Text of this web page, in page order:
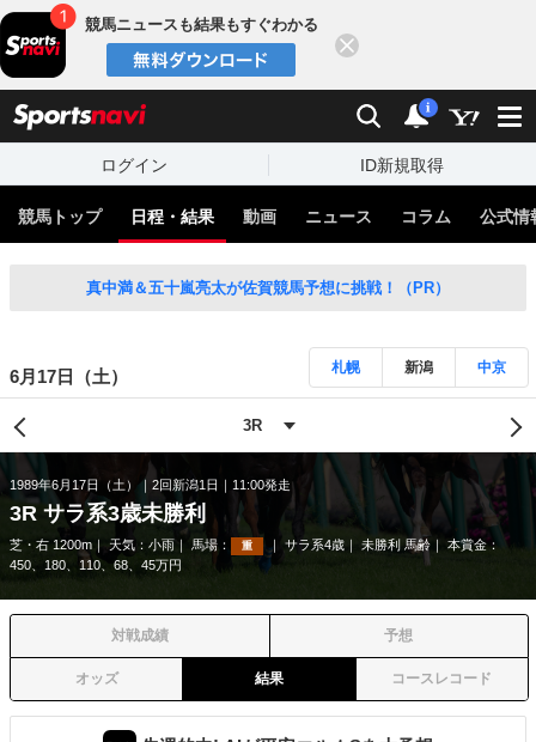
競馬ニュースも結果もすぐわかる
検索 通知
i
ログイン ID新規取得
競馬トップ 日程・結果 動画 ニュース コラム 公式情
真中満＆五十嵐亮太が佐賀競馬予想に挑戦！（PR）
6月17日（土） 札幌 新潟 中京
1989年6月17日（土） 2回新潟1日 11:00発走
3R サラ系3歳未勝利
芝・右 1200m 天気： 小雨 馬場： 重 サラ系4歳 未勝利 馬齢
本賞金：
450、180、110、68、45万円
対戦成績 予想
オッズ 結果 コースレコード